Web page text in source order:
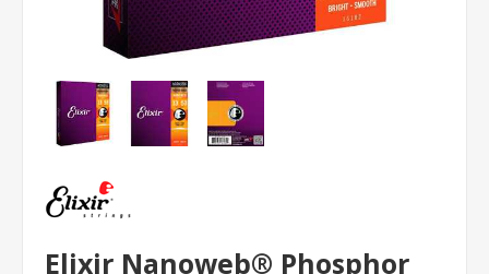
Elixir Nanoweb® Phosphor